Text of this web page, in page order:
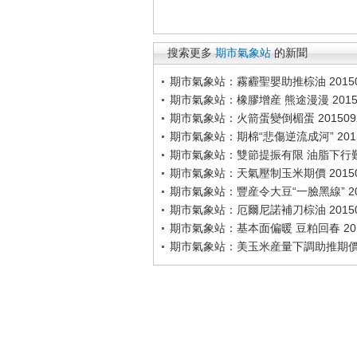
搜索更多 期市氣象站 的新聞
期市氣象站：霧霾聖嬰助推棕油
期市氣象站：橡膠增産 熊途漫漫
期市氣象站：火箭蛋變倒楣蛋
期市氣象站：期棉“悲傷逆流成河”
期市氣象站：雙節提振有限 油脂下行
期市氣象站：天氣壓制玉米期價
期市氣象站：豐産令大豆“一臉黑線”
期市氣象站：厄爾尼諾補刀棕油
期市氣象站：基本面偏暖 豆粕回春
期市氣象站：美玉米産量下調助推期